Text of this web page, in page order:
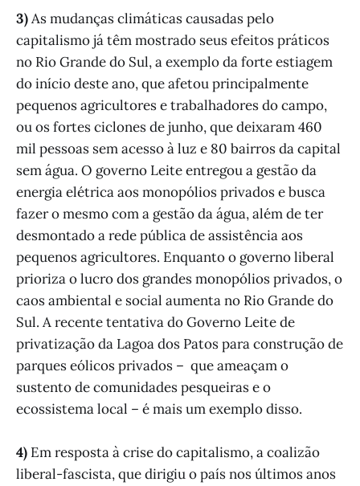
3)As mudanças climáticas causadas pelo
capitalismo já têm mostrado seus efeitos práticos
no Rio Grande do Sul, a exemplo da forte estiagem
do início deste ano, que afetou principalmente
pequenos agricultores e trabalhadores do campo,
ou os fortes ciclones de junho, que deixaram 460
mil pessoas sem acesso à luz e 80 bairros da capital
sem água. O governo Leite entregou a gestão da
energia elétrica aos monopólios privados e busca
fazer o mesmo com a gestão da água, além de ter
desmontado a rede pública de assistência aos
pequenos agricultores. Enquanto o governo liberal
prioriza o lucro dos grandes monopólios privados, o
caos ambiental e social aumenta no Rio Grande do
Sul. A recente tentativa do Governo Leite de
privatização da Lagoa dos Patos para construção de
parques eólicos privados – que ameaçam o
sustento de comunidades pesqueiras e o
ecossistema local – é mais um exemplo disso.
4) Em resposta à crise do capitalismo, a coalizão
liberal-fascista, que dirigiu o país nos últimos anos